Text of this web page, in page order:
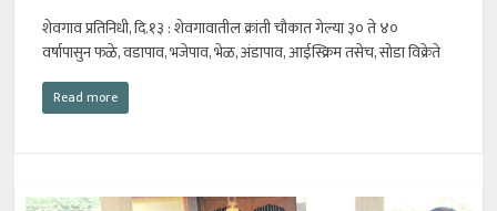
शेवगाव प्रतिनिधी, दि.१३ : शेवगावातील क्रांती चौकात गेल्या ३० ते ४०
वर्षापासुन फळे, वडापाव, भजेपाव, भेळ, अंडापाव, आईस्क्रिम तसेच, सोडा विक्रेते
Read more